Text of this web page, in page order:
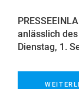
anlässlich
Dienstag, 1.